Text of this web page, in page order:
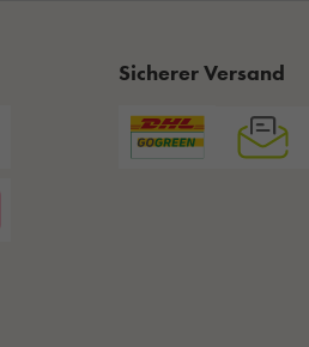
Sicherer Versand